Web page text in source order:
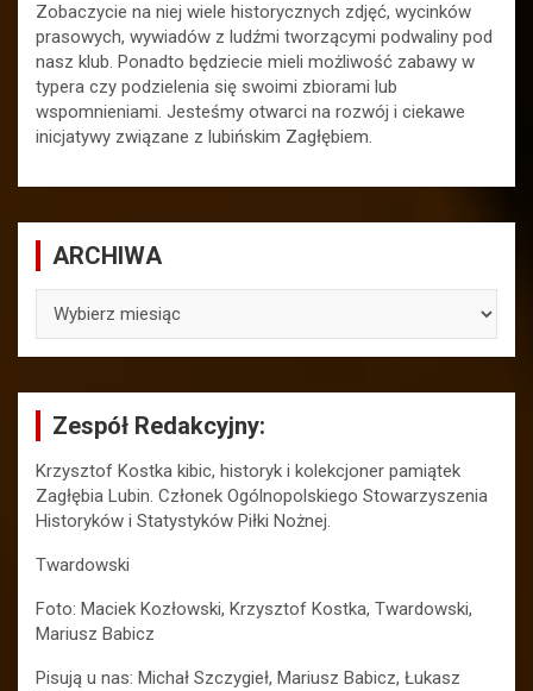
Zobaczycie na niej wiele historycznych zdjęć, wycinków
prasowych, wywiadów z ludźmi tworzącymi podwaliny pod
nasz klub. Ponadto będziecie mieli możliwość zabawy w
typera czy podzielenia się swoimi zbiorami lub
wspomnieniami. Jesteśmy otwarci na rozwój i ciekawe
inicjatywy związane z lubińskim Zagłębiem.
ARCHIWA
Zespół Redakcyjny:
Krzysztof Kostka kibic, historyk i kolekcjoner pamiątek
Zagłębia Lubin. Członek Ogólnopolskiego Stowarzyszenia
Historyków i Statystyków Piłki Nożnej.
Twardowski
Foto: Maciek Kozłowski, Krzysztof Kostka, Twardowski,
Mariusz Babicz
Pisują u nas: Michał Szczygieł, Mariusz Babicz, Łukasz